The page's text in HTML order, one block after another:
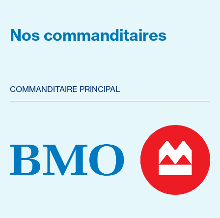
Nos commanditaires
COMMANDITAIRE PRINCIPAL